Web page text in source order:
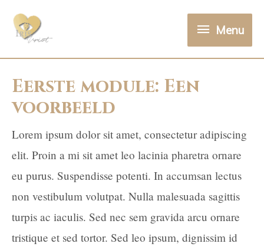
Menu
Eerste module: Een
voorbeeld
Lorem ipsum dolor sit amet, consectetur adipiscing
elit. Proin a mi sit amet leo lacinia pharetra ornare
eu purus. Suspendisse potenti. In accumsan lectus
non vestibulum volutpat. Nulla malesuada sagittis
turpis ac iaculis. Sed nec sem gravida arcu ornare
tristique et sed tortor. Sed leo ipsum, dignissim id